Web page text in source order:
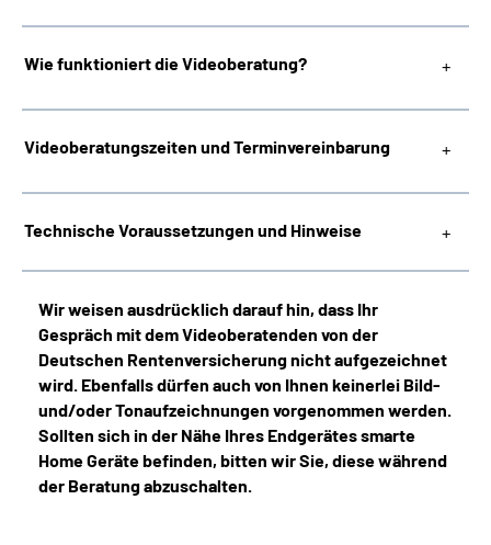
Wie funktioniert die Videoberatung?
Videoberatungszeiten und Terminvereinbarung
Technische Voraussetzungen und Hinweise
Wir weisen ausdrücklich darauf hin, dass Ihr
Gespräch mit dem Videoberatenden von der
Deutschen Rentenversicherung nicht aufgezeichnet
wird. Ebenfalls dürfen auch von Ihnen keinerlei Bild-
und/oder Tonaufzeichnungen vorgenommen werden.
Sollten sich in der Nähe Ihres Endgerätes smarte
Home Geräte befinden, bitten wir Sie, diese während
der Beratung abzuschalten.